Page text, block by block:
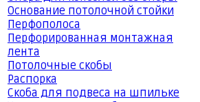
Основание потолочной стойки
Перфополоса
Перфорированная монтажная
лента
Потолочные скобы
Распорка
Скоба для подвеса на шпильке